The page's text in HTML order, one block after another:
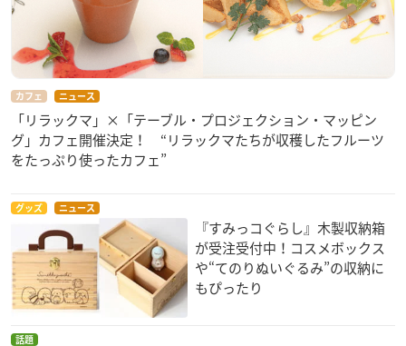
カフェ ニュース
「リラックマ」×「テーブル・プロジェクション・マッピン
グ」カフェ開催決定！ “リラックマたちが収穫したフルーツ
をたっぷり使ったカフェ”
グッズ ニュース
『すみっコぐらし』木製収納箱
が受注受付中！コスメボックス
や“てのりぬいぐるみ”の収納に
もぴったり
話題